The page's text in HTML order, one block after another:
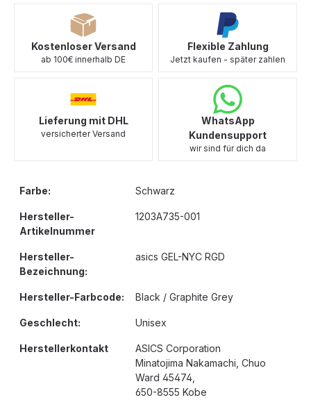
Kostenloser Versand
ab 100€ innerhalb DE
Flexible Zahlung
Jetzt kaufen - später zahlen
Lieferung mit DHL
versicherter Versand
WhatsApp
Kundensupport
wir sind für dich da
Farbe: Schwarz
Hersteller-
Artikelnummer
1203A735-001
Hersteller-
Bezeichnung:
asics GEL-NYC RGD
Hersteller-Farbcode: Black / Graphite Grey
Geschlecht: Unisex
Herstellerkontakt
ASICS Corporation
Minatojima Nakamachi, Chuo
Ward 45474,
650-8555 Kobe